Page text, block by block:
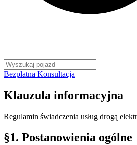
Bezpłatna Konsultacja
Klauzula informacyjna
Regulamin świadczenia usług drogą
§1. Postanowienia ogólne